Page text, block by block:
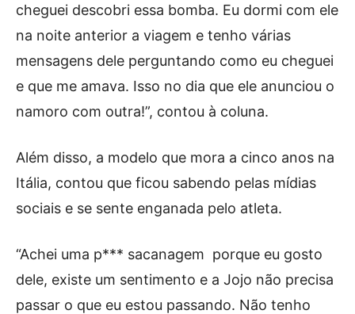
cheguei descobri essa bomba. Eu dormi com ele
na noite anterior a viagem e tenho várias
mensagens dele perguntando como eu cheguei
e que me amava. Isso no dia que ele anunciou o
namoro com outra!”, contou à coluna.
Além disso, a modelo que mora a cinco anos na
Itália, contou que ficou sabendo pelas mídias
sociais e se sente enganada pelo atleta.
“Achei uma p*** sacanagem porque eu gosto
dele, existe um sentimento e a Jojo não precisa
passar o que eu estou passando. Não tenho